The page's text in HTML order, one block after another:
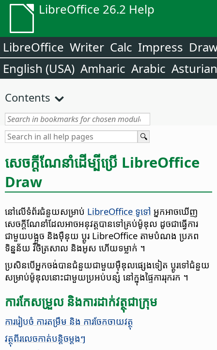
LibreOffice 26.2 Help
LibreOffice Writer Calc Impress
English (USA) Amharic Arabic Asturian
Contents
​សេចក្តី​ណែ​នាំ​ដើម្បី​ប្រើ​​ LibreOffice
Draw​
នៅ​លើ​ទំព័រ​ជំនួយ​សម្រាប់ LibreOffice ទូទៅ អ្នក​អាច​​ឃើញ​
សេចក្តី​ណែនាំ​ដែល​អាច​អនុវត្ត​បាន​ទៅ​គ្រប់​ម៉ូឌុល ដូច​ជា​ធ្វើការ​
ជាមួយ​បង្អួច និង​ម៉ឺនុយ ប្តូរ LibreOffice តាម​បំណង ប្រភព​
ទិន្នន័យ វិចិត្រ​សាល និង​អូស ហើយ​ទម្លាក់ ។
ប្រសិន​បើ​អ្នក​ចង់​បាន​ជំនួយ​ជាមួយ​ម៉ឺឌុល​ផ្សេង​ទៀត ប្តូរ​ទៅ​ជំនួយ​
សម្រាប់​ម៉ូឌុល​នោះ​ជាមួយ​ប្រអប់​បន្សំ នៅ​​ក្នុង​ផ្ទៃ​​ការ​រុករក ។
ការ​កែ​សម្រួល​ និង​ការ​ដាក់​វត្ថុ​ជា​ក្រុម​
​ការ​រៀប​ចំ​ ការ​តម្រឹម​ និង​ ការ​ចែក​ចាយ​វត្ថុ​​
​​វត្ថុ​​ពីរ​​​លេច​​​​កាត់​​បន្តិច​​ម្តងៗ​